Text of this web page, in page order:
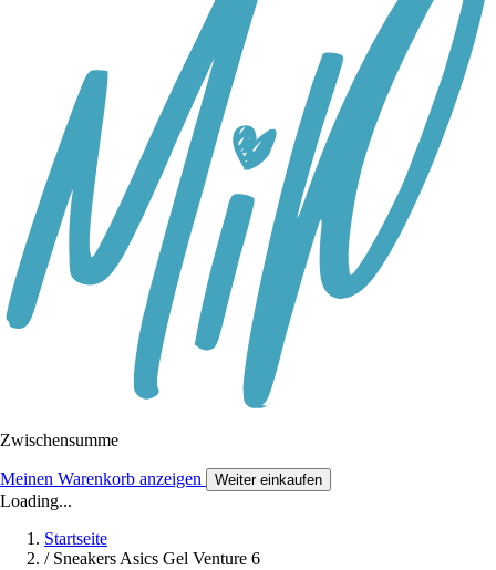
Zwischensumme
Meinen Warenkorb anzeigen Weiter einkaufen
Loading...
Startseite
/ Sneakers Asics Gel Venture 6